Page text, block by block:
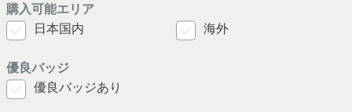
購入可能エリア
日本国内
海外
優良バッジ
優良バッジあり